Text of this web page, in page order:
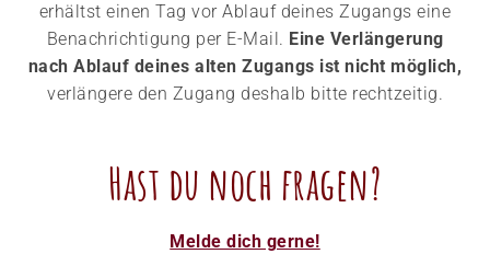
erhältst einen Tag vor Ablauf deines Zugangs eine
Benachrichtigung per E-Mail. Eine Verlängerung
nach Ablauf deines alten Zugangs ist nicht möglich,
verlängere den Zugang deshalb bitte rechtzeitig.
Hast du noch fragen?
Melde dich gerne!